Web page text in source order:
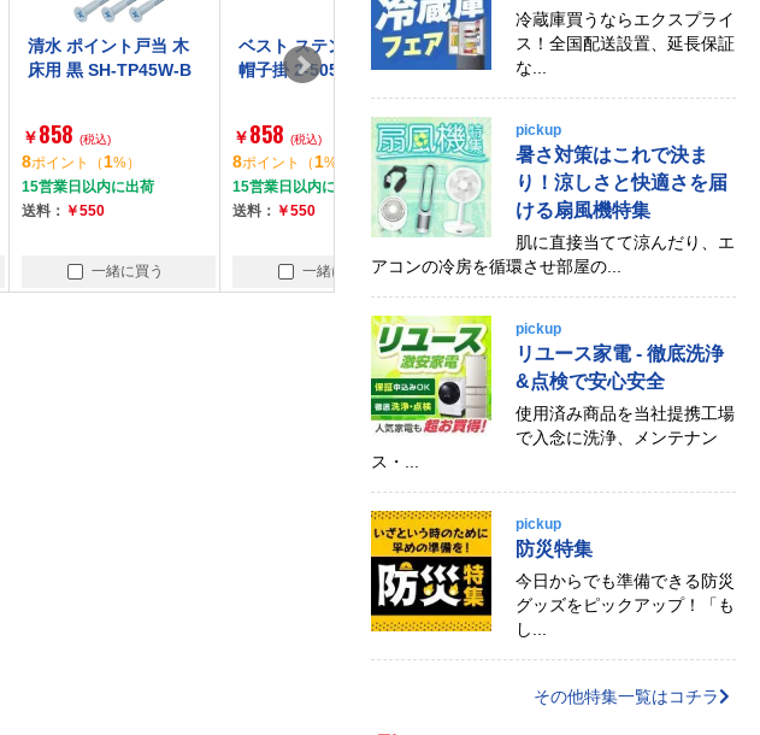
清水 ポイント戸当 木
床用 黒 SH-TP45W-B
￥858 (税込)
8ポイント （ 1%）
15営業日以内に出荷
送料： ￥550
一緒に買う
ベスト ステンレス戸当
帽子掛 2-505
￥858 (税込)
8ポイント （ 1%）
15営業日以内に出荷
送料： ￥550
一緒に買う
和気産業 VC-070 [オ
ートラッチ 小]
￥858 (税込)
8ポイント （1%）
15営業日以内に出荷
送料：
￥550
一緒に買う
和気産業
8ポイント
15営業日以内
冷蔵庫買うならエクスプライ
ス！全国配送設置、延長保証
な...
pickup
暑さ対策はこれで決ま
り！涼しさと快適さを届
ける扇風機特集
肌に直接当てて涼んだり、エ
アコンの冷房を循環させ部屋の...
pickup
リユース家電 - 徹底洗浄
&点検で安心安全
使用済み商品を当社提携工場
で入念に洗浄、メンテナン
ス・...
pickup
防災特集
今日からでも準備できる防災
グッズをピックアップ！「も
し...
その他特集一覧はコチラ